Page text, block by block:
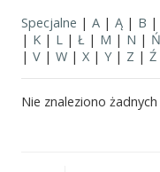
Specjalne |A |Ą | B
| K | L |Ł | M | N | Ń
|V |W |X |Y| Z |Ź
Nie znaleziono